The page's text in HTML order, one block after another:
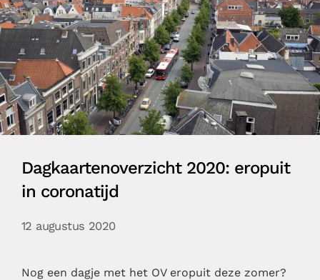
Dagkaartenoverzicht 2020: eropuit
in coronatijd
12 augustus 2020
Nog een dagje met het OV eropuit deze zomer?